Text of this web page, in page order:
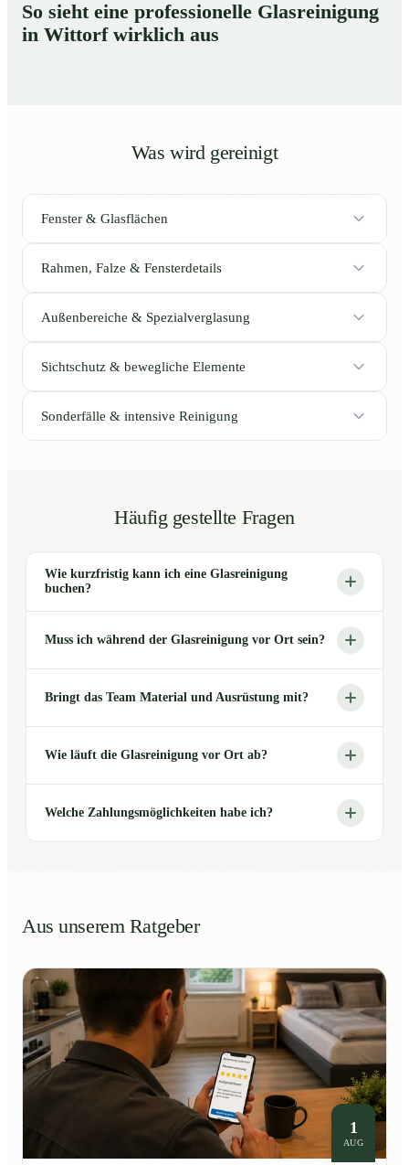
So sieht eine professionelle Glasreinigung
in Wittorf wirklich aus
Was wird gereinigt
Fenster & Glasflächen
Rahmen, Falze & Fensterdetails
Außenbereiche & Spezialverglasung
Sichtschutz & bewegliche Elemente
Sonderfälle & intensive Reinigung
Häufig gestellte Fragen
Wie kurzfristig kann ich eine Glasreinigung
buchen?
Muss ich während der Glasreinigung vor Ort sein?
Bringt das Team Material und Ausrüstung mit?
Wie läuft die Glasreinigung vor Ort ab?
Welche Zahlungsmöglichkeiten habe ich?
Aus unserem Ratgeber
1
AUG